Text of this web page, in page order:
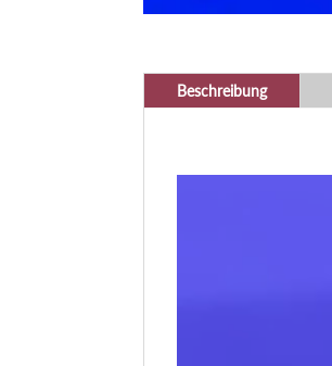
Beschreibung